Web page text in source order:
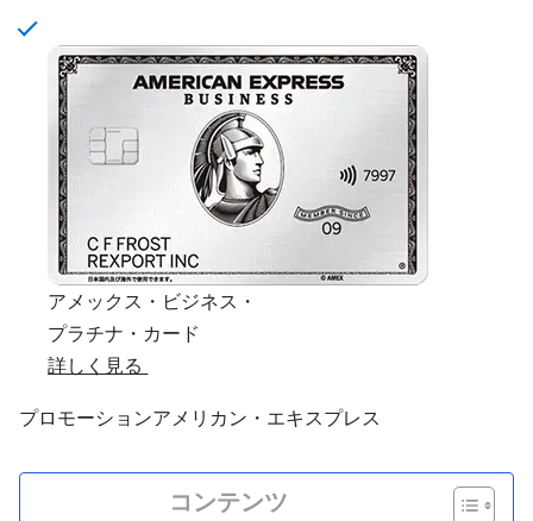
アメックス・ビジネス・
プラチナ・カード
詳しく見る
プロモーションアメリカン・エキスプレス
コンテンツ